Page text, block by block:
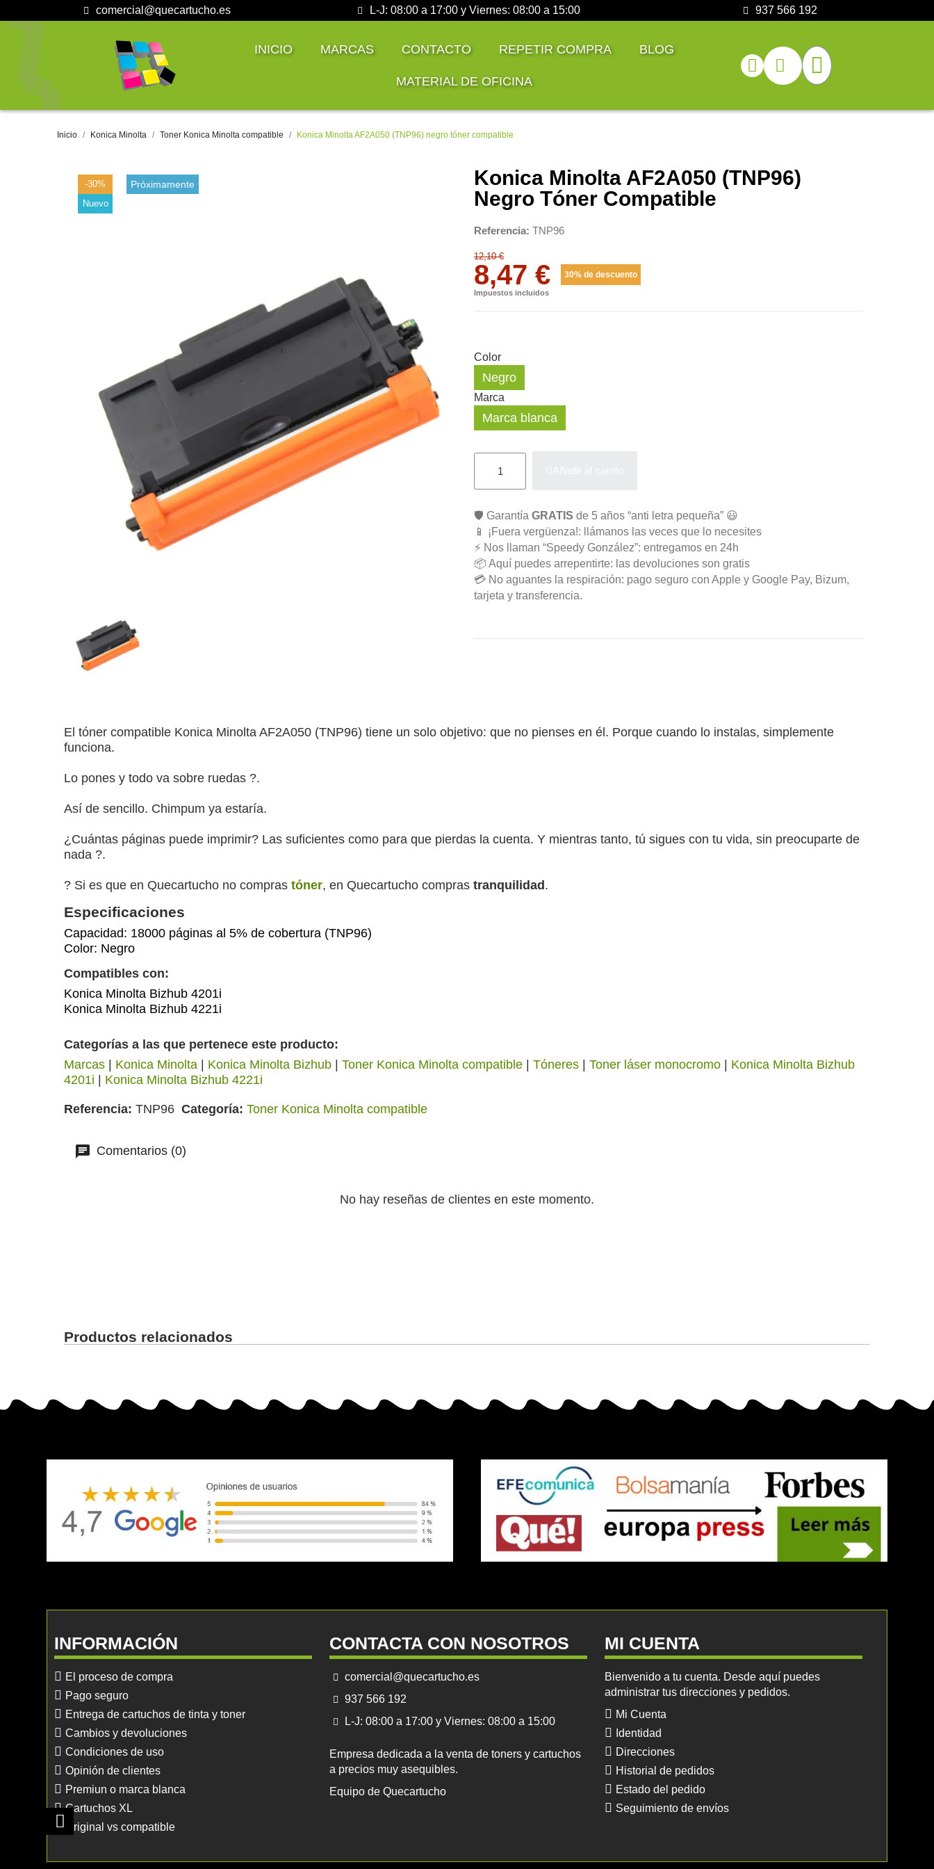
comercial@quecartucho.es L-J: 08:00 a 17:00 y Viernes: 08:00 a 15:00 937 566 192
INICIO MARCAS CONTACTO REPETIR COMPRA BLOG
MATERIAL DE OFICINA
Inicio Konica Minolta Toner Konica Minolta compatible Konica Minolta AF2A050 (TNP96) negro tóner compatible
-30%
Nuevo
Próximamente
Konica Minolta AF2A050 (TNP96)
Negro Tóner Compatible
Referencia TNP96
12,10 €
8,47 € 30% de descuento
Impuestos incluidos
Color
Negro
Marca
Marca blanca
🛡️ Garantía GRATIS de 5 años “anti letra pequeña” 😃
📱 ¡Fuera vergüenza!: llámanos las veces que lo necesites
⚡ Nos llaman “Speedy González”: entregamos en 24h
📦 Aquí puedes arrepentirte: las devoluciones son gratis
💳 No aguantes la respiración: pago seguro con Apple y Google Pay, Bizum,
tarjeta y transferencia.
El tóner compatible Konica Minolta AF2A050 (TNP96) tiene un solo objetivo: que no pienses en él. Porque cuando lo instalas, simplemente
funciona.
Lo pones y todo va sobre ruedas ?️.
Así de sencillo. Chimpum ya estaría.
¿Cuántas páginas puede imprimir? Las suficientes como para que pierdas la cuenta. Y mientras tanto, tú sigues con tu vida, sin preocuparte de
nada ?.
? Si es que en Quecartucho no compras tóner, en Quecartucho compras tranquilidad .
Especificaciones
Capacidad: 18000 páginas al 5% de cobertura (TNP96)
Color: Negro
Compatibles con:
Konica Minolta Bizhub 4201i
Konica Minolta Bizhub 4221i
Categorías a las que pertenece este producto:
Marcas
Konica Minolta Konica Minolta Bizhub Toner Konica Minolta compatible Tóneres Toner láser monocromo
Konica Minolta Bizhub
4201i
Konica Minolta Bizhub 4221i
Referencia TNP96 Categoría Toner Konica Minolta compatible
Comentarios (0)
No hay reseñas de clientes en este momento.
Productos relacionados
INFORMACIÓN
El proceso de compra
Pago seguro
Entrega de cartuchos de tinta y toner
Cambios y devoluciones
Condiciones de uso
Opinión de clientes
Premiun o marca blanca
Cartuchos XL
Original vs compatible
CONTACTA CON NOSOTROS
comercial@quecartucho.es
937 566 192
L-J: 08:00 a 17:00 y Viernes: 08:00 a 15:00
Empresa dedicada a la venta de toners y cartuchos
a precios muy asequibles.
Equipo de Quecartucho
MI CUENTA
Bienvenido a tu cuenta. Desde aquí puedes
administrar tus direcciones y pedidos.
Mi Cuenta
Identidad
Direcciones
Historial de pedidos
Estado del pedido
Seguimiento de envíos